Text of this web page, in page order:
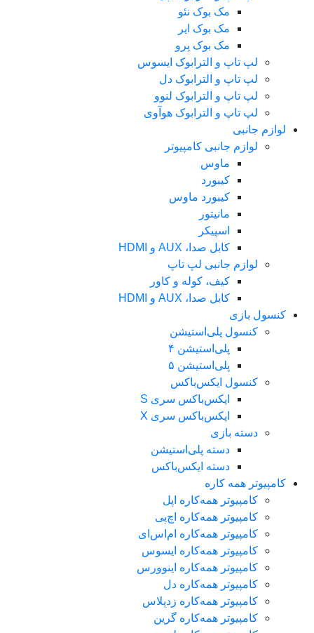
مک بوک نئو
مک بوک ایر
مک بوک پرو
لپ تاپ و الترابوک ایسوس
لپ تاپ و الترابوک دل
لپ تاپ و الترابوک لنوو
لپ تاپ و الترابوک هوآوی
لوازم جانبی
لوازم جانبی کامپیوتر
ماوس
کیبورد
کیبورد ماوس
مانیتور
اسپیکر
کابل صدا، AUX و HDMI
لوازم جانبی لپ تاپ
کیف، کوله و کاور
کابل صدا، AUX و HDMI
کنسول بازی
کنسول پلی‌استیشن
پلی‌استیشن ۴
پلی‌استیشن ۵
کنسول ایکس‌باکس
ایکس‌باکس سری S
ایکس‌باکس سری X
دسته بازی
دسته پلی‌استیشن
دسته ایکس‌باکس
کامپیوتر همه کاره
کامپیوتر همه‌کاره اپل
کامپیوتر همه‌کاره اچ‌پی
کامپیوتر همه‌کاره ام‌اس‌ای
کامپیوتر همه‌کاره ایسوس
کامپیوتر همه‌کاره اینوورس
کامپیوتر همه‌کاره دل
کامپیوتر همه‌کاره زدپلاس
کامپیوتر همه‌کاره گرین